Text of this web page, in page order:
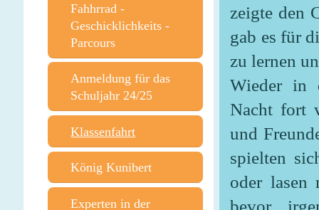
zeigte den
gab es für
zu lernen
Wieder in
Nacht fort
und
spielten
oder lasen
bevor
Fahhrrad -
Geschicklichkeits -
Parcours
Anmeldung für das
Schuljahr 24/25
Klassenfahrt
König Kunibert
Experten in der